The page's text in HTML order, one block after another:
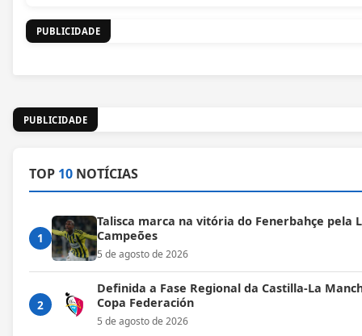
PUBLICIDADE
PUBLICIDADE
TOP 10 NOTÍCIAS
1
Talisca marca na vitória do Fenerbahçe pela
Campeões
5 de agosto de 2026
2
Definida a Fase Regional da Castilla-La
Copa Federación
5 de agosto de 2026